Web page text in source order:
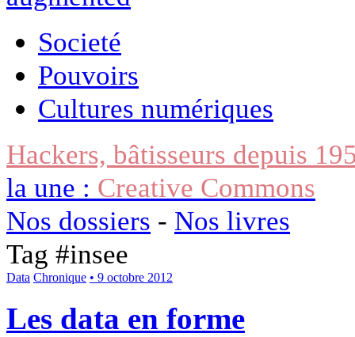
Societé
Pouvoirs
Cultures numériques
Hackers, bâtisseurs depuis
la une : Creative Commons
Nos dossiers - Nos livres
Tag #insee
Data Chronique • 9 octobre 2012
Les data en forme